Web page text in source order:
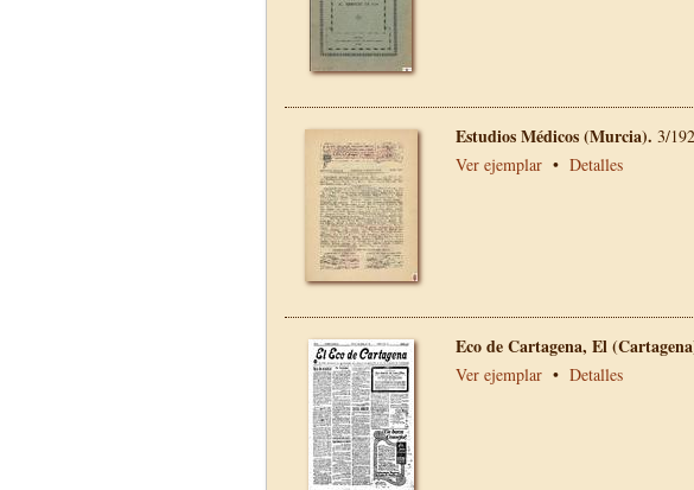
Estudios Médicos (Murcia). 3/
Ver ejemplar • Detalles
Eco de Cartagena, El
Ver ejemplar • Detalles